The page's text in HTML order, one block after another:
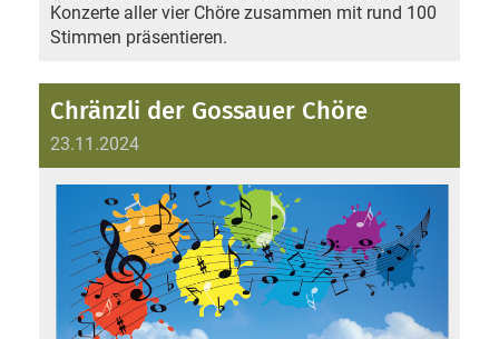
Konzerte aller vier Chöre zusammen mit rund 100
Stimmen präsentieren.
Chränzli der Gossauer Chöre
23.11.2024